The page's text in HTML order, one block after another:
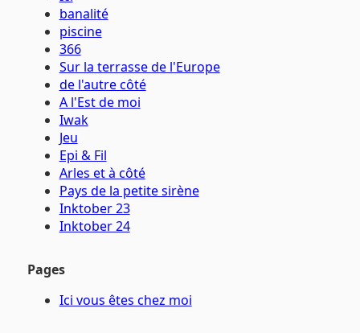
banalité
piscine
366
Sur la terrasse de l'Europe
de l'autre côté
A l'Est de moi
Iwak
Jeu
Epi & Fil
Arles et à côté
Pays de la petite sirène
Inktober 23
Inktober 24
Pages
Ici vous êtes chez moi